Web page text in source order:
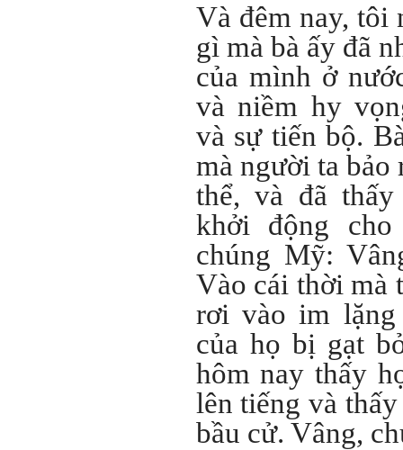
Và đêm nay, tôi
gì mà bà ấy đã
của mình ở
và niềm hy
và sự tiến bộ.
mà người ta bảo
thể, và đã
khởi động
chúng Mỹ:
Vào cái thời mà
rơi vào im
của họ bị gạt
hôm nay thấy
lên tiếng và
bầu cử. Vâng,